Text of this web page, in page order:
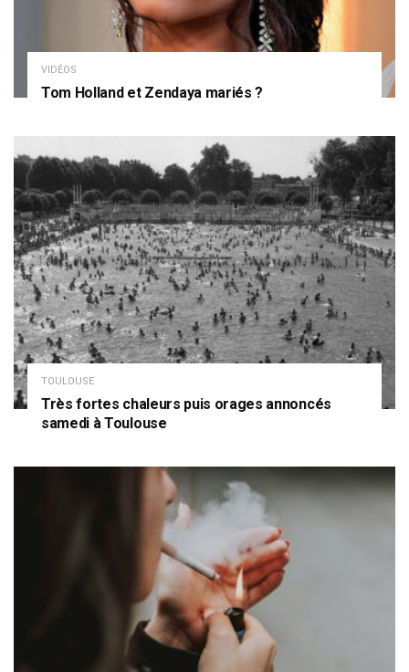
VIDÉOS
Tom Holland et Zendaya mariés ?
TOULOUSE
Très fortes chaleurs puis orages annoncés
samedi à Toulouse